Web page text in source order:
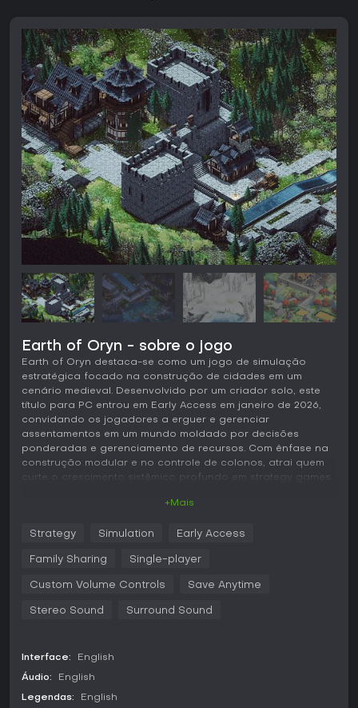
Earth of Oryn - sobre o jogo
Earth of Oryn destaca-se como um jogo de simulação
estratégica focado na construção de cidades em um
cenário medieval. Desenvolvido por um criador solo, este
título para PC entrou em Early Access em janeiro de 2026,
convidando os jogadores a erguer e gerenciar
assentamentos em um mundo moldado por decisões
ponderadas e gerenciamento de recursos. Com ênfase na
construção modular e no controle de colonos, atrai quem
curte o crescimento sistêmico profundo em strategy games.
um assentamento na terra de Brandford e expandi-lo com
planejamento cuidadoso. Você posiciona estruturas como
funcional, graças a um sistema de construção modular que
se ao terreno. Gerenciar colonos significa atribuir tarefas
de recursos transforma matérias-primas como comida,
madeira e pedra em bens por meio de cadeias de
produção, vitais para a sobrevivência. A defesa básica
envolve comandar unidades de combate corpo a corpo e
+Mais
Strategy Simulation Early Access
Family Sharing Single-player
Custom Volume Controls Save Anytime
Stereo Sound Surround Sound
Interface: English
Áudio: English
Legendas: English